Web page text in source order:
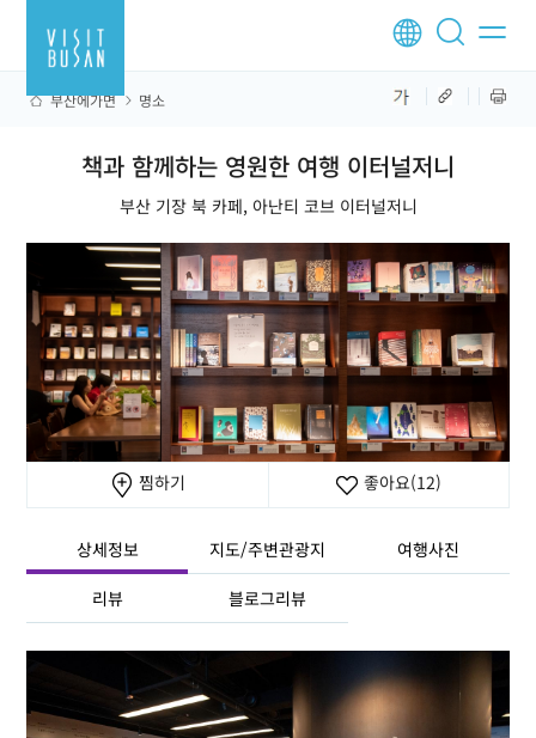
부산에가면 명소
책과 함께하는 영원한 여행 이터널저니
부산 기장 북 카페, 아난티 코브 이터널저니
찜하기 좋아요(12)
상세정보 지도/주변관광지 여행사진
리뷰 블로그리뷰